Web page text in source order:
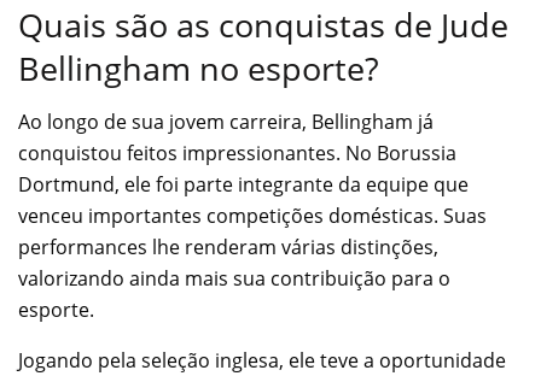
Quais são as conquistas de Jude
Bellingham no esporte?
Ao longo de sua jovem carreira, Bellingham já
conquistou feitos impressionantes. No Borussia
Dortmund, ele foi parte integrante da equipe que
venceu importantes competições domésticas. Suas
performances lhe renderam várias distinções,
valorizando ainda mais sua contribuição para o
esporte.
Jogando pela seleção inglesa, ele teve a oportunidade